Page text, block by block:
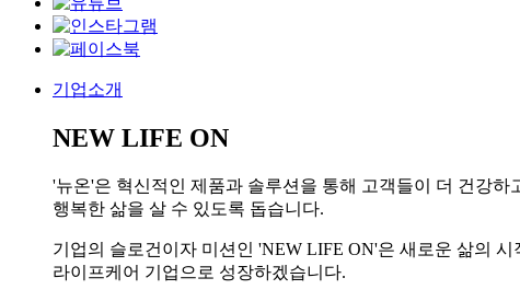
기업소개
NEW LIFE ON
'뉴온'은 혁신적인 제품과 솔루션을 통해 고객들이 더 건강하
행복한 삶을 살 수 있도록 돕습니다.
기업의 슬로건이자 미션인 'NEW LIFE ON'은 새로운 삶의
라이프케어 기업으로 성장하겠습니다.